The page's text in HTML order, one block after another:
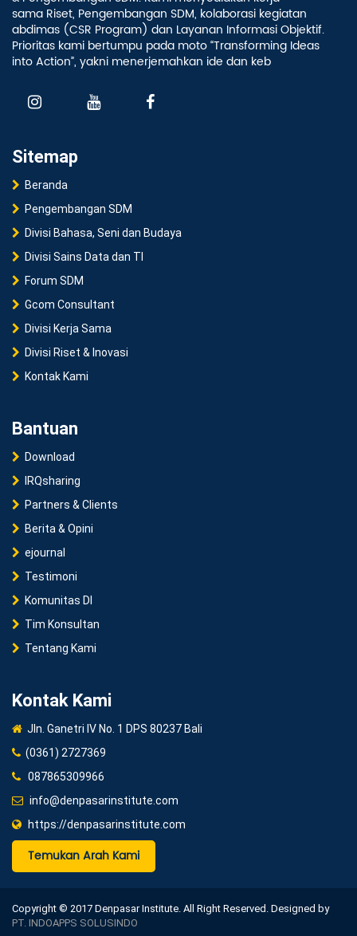
sama Riset, Pengembangan SDM, kolaborasi kegiatan
abdimas (CSR Program) dan Layanan Informasi Objektif.
Prioritas kami bertumpu pada moto “Transforming Ideas
into Action”, yakni menerjemahkan ide dan keb
Sitemap
Beranda
Pengembangan SDM
Divisi Bahasa, Seni dan Budaya
Divisi Sains Data dan TI
Forum SDM
Gcom Consultant
Divisi Kerja Sama
Divisi Riset & Inovasi
Kontak Kami
Bantuan
Download
IRQsharing
Partners & Clients
Berita & Opini
ejournal
Testimoni
Komunitas DI
Tim Konsultan
Tentang Kami
Kontak Kami
Jln. Ganetri IV No. 1 DPS 80237 Bali
(0361) 2727369
087865309966
info@denpasarinstitute.com
https://denpasarinstitute.com
Temukan Arah Kami
Copyright © 2017 Denpasar Institute. All Right Reserved. Designed by
PT. INDOAPPS SOLUSINDO